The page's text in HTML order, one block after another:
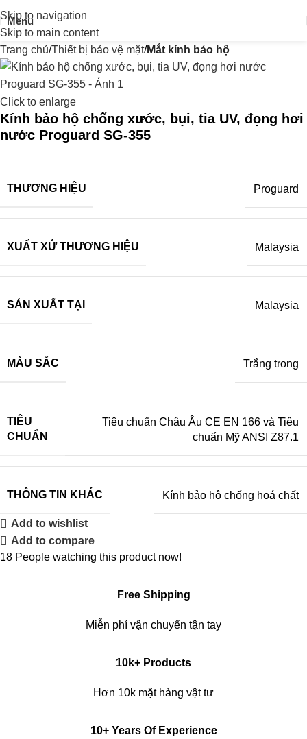
Skip to navigation
Skip to main content
Menu
Trang chủ Thiết bị bảo vệ mặt Mắt kính bảo hộ
Click to enlarge
Kính bảo hộ chống xước, bụi, tia UV, đọng hơi
nước Proguard SG-355
THƯƠNG HIỆU Proguard
XUẤT XỨ THƯƠNG HIỆU Malaysia
SẢN XUẤT TẠI Malaysia
MÀU SẮC Trắng trong
TIÊU
CHUẨN
Tiêu chuẩn Châu Âu CE EN 166 và Tiêu
chuẩn Mỹ ANSI Z87.1
THÔNG TIN KHÁC Kính bảo hộ chống hoá chất
Add to wishlist
Add to compare
18 People watching this product now!
Free Shipping
Miễn phí vận chuyển tận tay
10k+ Products
Hơn 10k mặt hàng vật tư
10+ Years Of Experience